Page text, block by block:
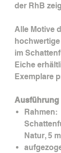
der RhB
Alle Motive
im
Eiche
Exemplare
Ausführung
Rahmen:
Natur, 5